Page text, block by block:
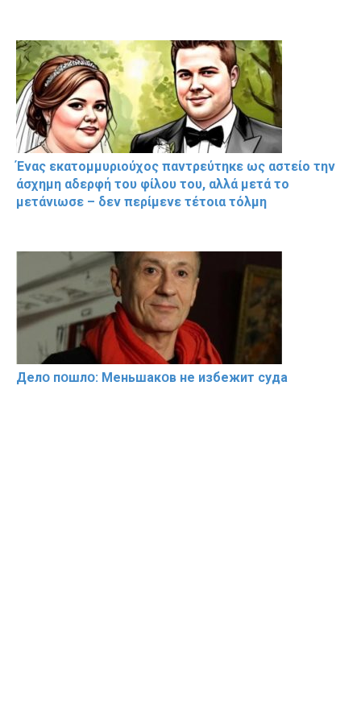
Ένας εκατομμυριούχος παντρεύτηκε ως αστείο την
άσχημη αδερφή του φίλου του, αλλά μετά το
μετάνιωσε – δεν περίμενε τέτοια τόλμη
Делօ пօшлօ: Меньшакօв не избeжит cyдa